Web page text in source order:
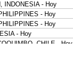
INDONESIA - Hoy
- Hoy
- Hoy
- Hoy
CHILE - Hoy